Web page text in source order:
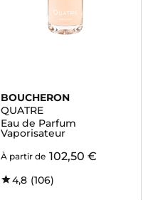
BOUCHERON
QUATRE
Eau de Parfum
Vaporisateur
À partir de 102,50 €
4,8 (106)